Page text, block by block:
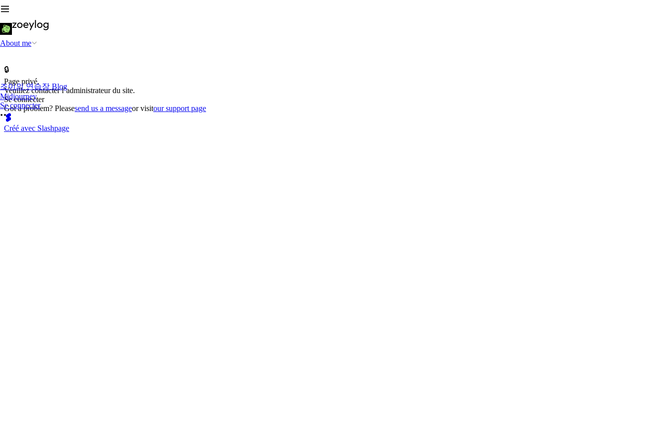
About me
조이의 연습장 Blog
Midjourney
Se connecter
🔒
Page privé.
Veuillez contacter l’administrateur du site.
Se connecter
Got a problem? Pleasesend us a messageor visitour support page
Créé avec Slashpage